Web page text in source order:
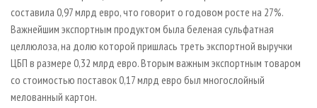
составила 0,97 млрд евро, что говорит о годовом росте на 27%.
Важнейшим экспортным продуктом была беленая сульфатная
целлюлоза, на долю которой пришлась треть экспортной выручки
ЦБП в размере 0,32 млрд евро. Вторым важным экспортным товаром
со стоимостью поставок 0,17 млрд евро был многослойный
мелованный картон.